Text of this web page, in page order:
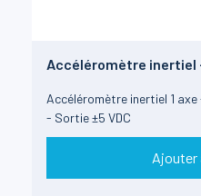
Accéléromètre inertiel
Accéléromètre inertiel 1
- Sortie ±5 VDC
Ajouter